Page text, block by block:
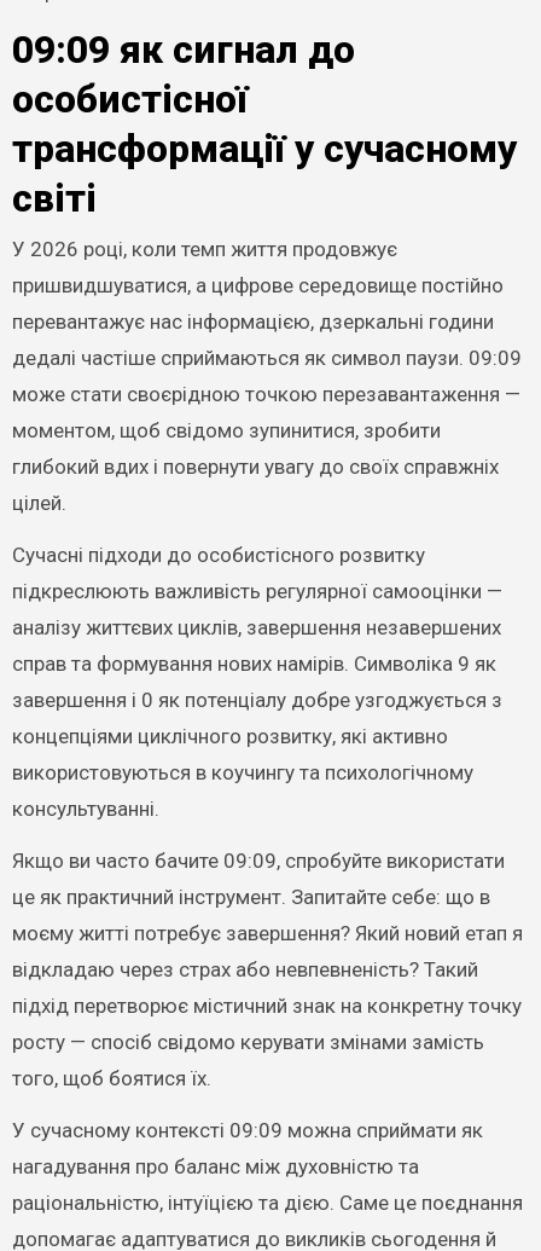
09:09 як сигнал до
особистісної
трансформації у сучасному
світі
У 2026 році, коли темп життя продовжує
пришвидшуватися, а цифрове середовище постійно
перевантажує нас інформацією, дзеркальні години
дедалі частіше сприймаються як символ паузи. 09:09
може стати своєрідною точкою перезавантаження —
моментом, щоб свідомо зупинитися, зробити
глибокий вдих і повернути увагу до своїх справжніх
цілей.
Сучасні підходи до особистісного розвитку
підкреслюють важливість регулярної самооцінки —
аналізу життєвих циклів, завершення незавершених
справ та формування нових намірів. Символіка 9 як
завершення і 0 як потенціалу добре узгоджується з
концепціями циклічного розвитку, які активно
використовуються в коучингу та психологічному
консультуванні.
Якщо ви часто бачите 09:09, спробуйте використати
це як практичний інструмент. Запитайте себе: що в
моєму житті потребує завершення? Який новий етап я
відкладаю через страх або невпевненість? Такий
підхід перетворює містичний знак на конкретну точку
росту — спосіб свідомо керувати змінами замість
того, щоб боятися їх.
У сучасному контексті 09:09 можна сприймати як
нагадування про баланс між духовністю та
раціональністю, інтуїцією та дією. Саме це поєднання
допомагає адаптуватися до викликів сьогодення й